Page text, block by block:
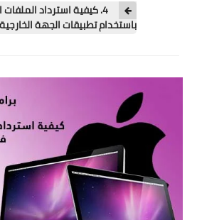
العاب4. كيفية استرداد
باستخدام تطبيقات الجهة